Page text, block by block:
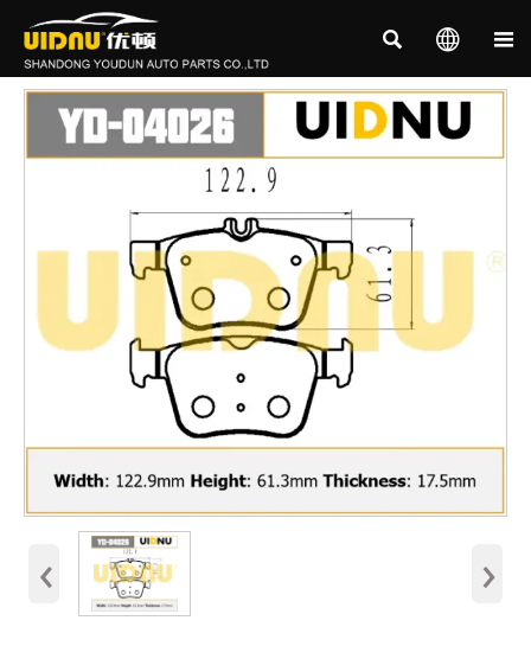
  
‹ ›